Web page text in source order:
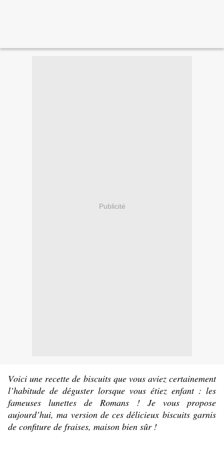
Publicité
Voici une recette de biscuits que vous aviez certainement
l’habitude de déguster lorsque vous étiez enfant : les
fameuses lunettes de Romans ! Je vous propose
aujourd’hui, ma version de ces délicieux biscuits garnis
de confiture de fraises, maison bien sûr !